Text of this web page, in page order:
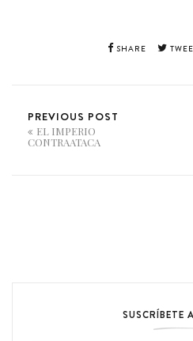
SHARE
PREVIOUS POST
EL IMPERIO
CONTRAATACA
SUSCRÍBETE